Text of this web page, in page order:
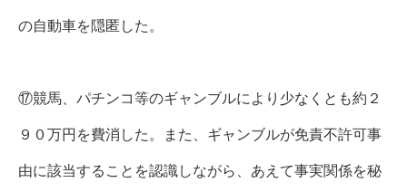
の自動車を隠匿した。
⑰競馬、パチンコ等のギャンブルにより少なくとも約２
９０万円を費消した。また、ギャンブルが免責不許可事
由に該当することを認識しながら、あえて事実関係を秘